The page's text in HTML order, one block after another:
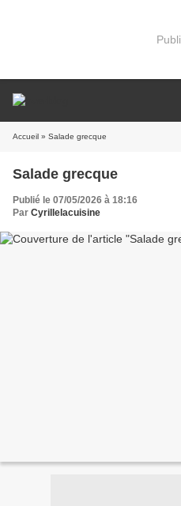
Accueil » Salade grecque
Salade grecque
Publié le 07/05/2026 à 18:16
Par Cyrillelacuisine